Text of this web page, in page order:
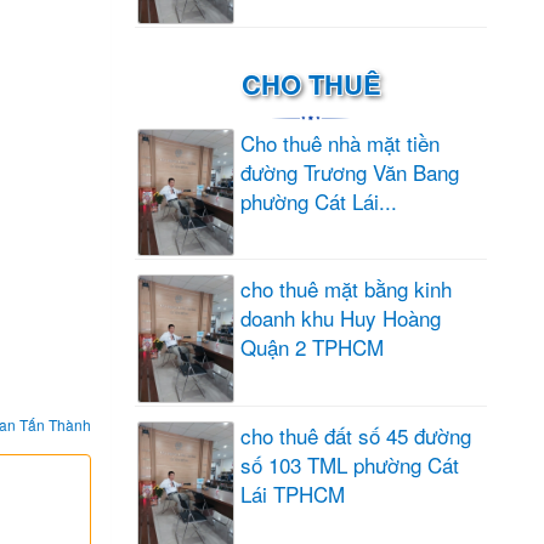
Tấn Thành
CHO THUÊ
Cho thuê nhà mặt tiền
đường Trương Văn Bang
phường Cát Lái...
cho thuê mặt bằng kinh
doanh khu Huy Hoàng
Quận 2 TPHCM
cho thuê đất số 45 đường
số 103 TML phường Cát
Lái TPHCM